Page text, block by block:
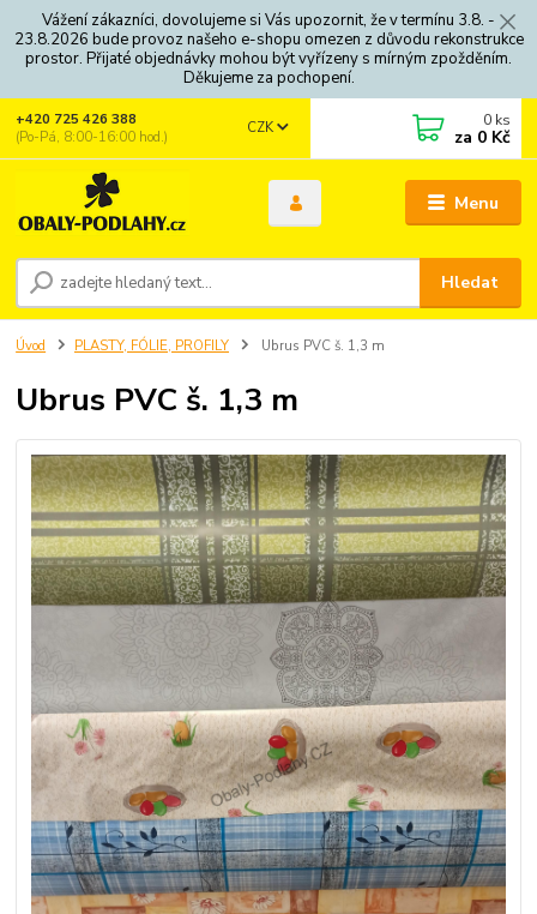
Vážení zákazníci, dovolujeme si Vás upozornit, že v termínu 3.8. -
23.8.2026 bude provoz našeho e-shopu omezen z důvodu rekonstrukce
prostor. Přijaté objednávky mohou být vyřízeny s mírným zpožděním.
Děkujeme za pochopení.
Menu
CZK
Hledat
+420 725 426 388
(Po-Pá, 8:00-16:00 hod.)
0 ks
za 0 Kč
Úvod PLASTY, FÓLIE, PROFILY Ubrus PVC š. 1,3 m
Ubrus PVC š. 1,3 m